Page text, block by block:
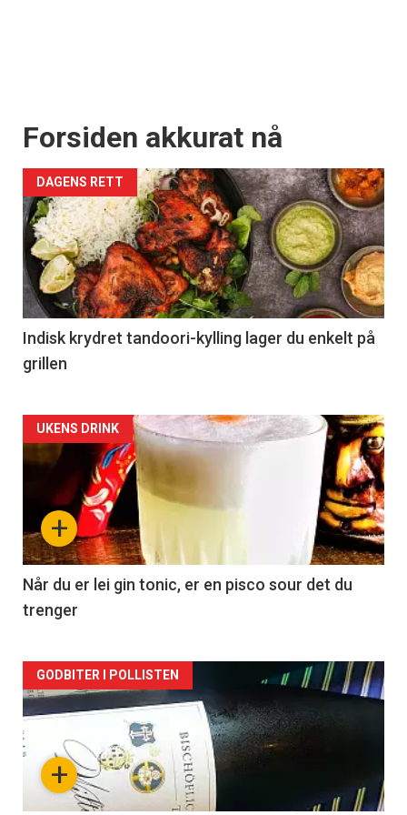
Forsiden akkurat nå
DAGENS RETT
Indisk krydret tandoori-kylling lager du enkelt på
grillen
Forsiden
akkurat
nå
-
2
+
UKENS DRINK
Når du er lei gin tonic, er en pisco sour det du
trenger
Forsiden
akkurat
nå+
GODBITER I POLLISTEN